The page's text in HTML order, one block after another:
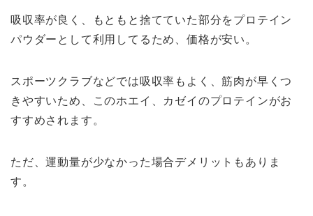
吸収率が良く、もともと捨てていた部分をプロテイン
パウダーとして利用してるため、価格が安い。
スポーツクラブなどでは吸収率もよく、筋肉が早くつ
きやすいため、このホエイ、カゼイのプロテインがお
すすめされます。
ただ、運動量が少なかった場合デメリットもありま
す。